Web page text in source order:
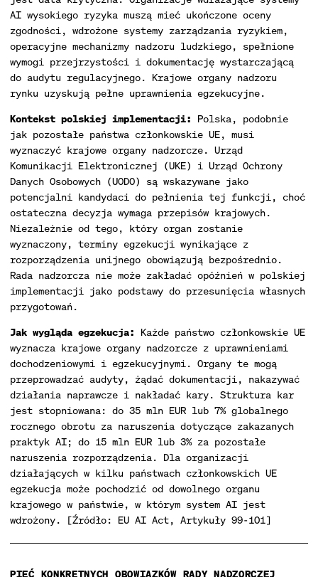
AI wysokiego ryzyka muszą mieć ukończone oceny
zgodności, wdrożone systemy zarządzania ryzykiem,
operacyjne mechanizmy nadzoru ludzkiego, spełnione
wymogi przejrzystości i dokumentację wystarczającą
do audytu regulacyjnego. Krajowe organy nadzoru
rynku uzyskują pełne uprawnienia egzekucyjne.
Kontekst polskiej implementacji: Polska, podobnie
jak pozostałe państwa członkowskie UE, musi
wyznaczyć krajowe organy nadzorcze. Urząd
Komunikacji Elektronicznej (UKE) i Urząd Ochrony
Danych Osobowych (UODO) są wskazywane jako
potencjalni kandydaci do pełnienia tej funkcji, choć
ostateczna decyzja wymaga przepisów krajowych.
Niezależnie od tego, który organ zostanie
wyznaczony, terminy egzekucji wynikające z
rozporządzenia unijnego obowiązują bezpośrednio.
Rada nadzorcza nie może zakładać opóźnień w polskiej
implementacji jako podstawy do przesunięcia własnych
przygotowań.
Jak wygląda egzekucja: Każde państwo członkowskie UE
wyznacza krajowe organy nadzorcze z uprawnieniami
dochodzeniowymi i egzekucyjnymi. Organy te mogą
przeprowadzać audyty, żądać dokumentacji, nakazywać
działania naprawcze i nakładać kary. Struktura kar
jest stopniowana: do 35 mln EUR lub 7% globalnego
rocznego obrotu za naruszenia dotyczące zakazanych
praktyk AI; do 15 mln EUR lub 3% za pozostałe
naruszenia rozporządzenia. Dla organizacji
działających w kilku państwach członkowskich UE
egzekucja może pochodzić od dowolnego organu
krajowego w państwie, w którym system AI jest
wdrożony. [Źródło: EU AI Act, Artykuły 99-101]
PIĘĆ KONKRETNYCH OBOWIĄZKÓW RADY NADZORCZEJ